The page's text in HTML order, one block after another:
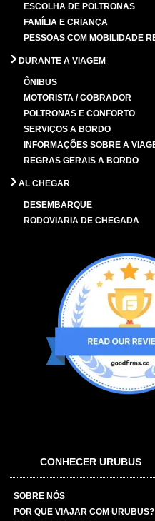
ESCOLHA DE POLTRONAS
FAMÍLIA E CRIANÇA
PESSOAS COM MOBILIDADE
DURANTE A VIAGEM
ÔNIBUS
MOTORISTA / COBRADOR
POLTRONAS E CONFORTO
SERVIÇOS A BORDO
INFORMAÇÕES SOBRE A
REGRAS GERAIS A BORDO
AL CHEGAR
DESEMBARQUE
RODOVIARIA DE CHEGADA
CONHECER URUBUS
SOBRE NÓS
POR QUE VIAJAR COM URUBUS?